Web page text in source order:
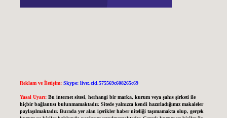
Reklam ve İletişim: Skype: live:.cid.575569c608265c69
Yasal Uyarı: Bu internet sitesi, herhangi bir marka, kurum veya şahıs şirketi ile
hiçbir bağlantısı bulunmamaktadır. Sitede yalnızca kendi hazırladığımız makaleler
paylaşılmaktadır. Burada yer alan içerikler haber niteliği taşımamakta olup, gerçek